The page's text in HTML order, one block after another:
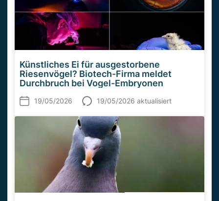
Künstliches Ei für ausgestorbene
Riesenvögel? Biotech-Firma meldet
Durchbruch bei Vogel-Embryonen
19/05/2026 19/05/2026 aktualisiert